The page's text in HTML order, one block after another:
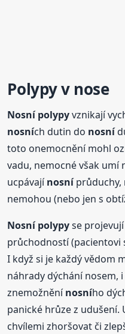
Polypyv nose
Nosní polypyvznikají
nosních dutin do nosní
toto onemocnění mohl
vadu, nemocné však
ucpávajínosníprůduchy,
nemohou (nebo jen s
Nosní polypyse
průchodností (pacientovi
I když si je každý vědom
náhrady dýchání nosem,
znemožněnínosního
panické hrůze z udušení.
chvílemi zhoršovat či